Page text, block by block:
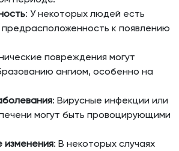
: У некоторых людей есть
предрасположенность к появлению
повреждения могут
ангиом, особенно на
: Вирусные инфекции или
могут быть провоцирующими
изменения: В некоторых случаях